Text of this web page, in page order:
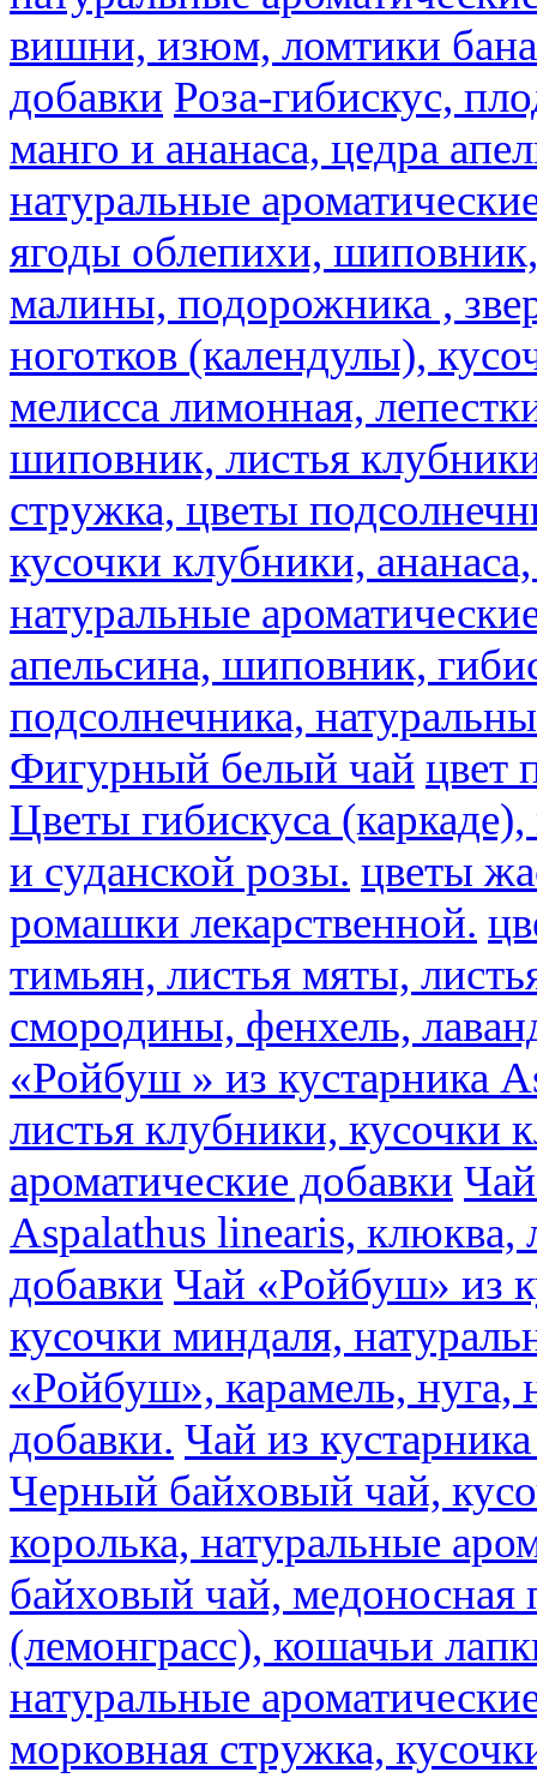
вишни, изюм, ломтики
добавки Роза-гибискус,
манго и ананаса, цедра
натуральные
ягоды облепихи,
малины, подорожника ,
ноготков (календулы),
мелисса лимонная,
шиповник, листья
стружка, цветы
кусочки клубники,
натуральные
апельсина, шиповник,
подсолнечника,
Фигурный белый чай цвет
Цветы гибискуса
и суданской розы. цветы
ромашки лекарственной.
тимьян, листья мяты,
смородины, фенхель,
«Ройбуш » из кустарника
листья клубники, кусочки
ароматические добавки
Aspalathus linearis, клюква,
добавки Чай «Ройбуш» из
кусочки миндаля,
«Ройбуш», карамель, нуга,
добавки. Чай из
Черный байховый чай,
королька, натуральные
байховый чай, медоносная
(лемонграсс), кошачьи
натуральные
морковная стружка,